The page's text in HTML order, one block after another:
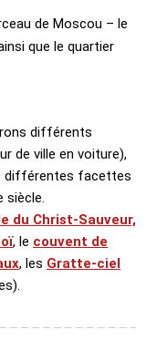
de Moscou – le
que le quartier
différents
de ville en voiture),
différentes facettes
siècle.
du Christ-Sauveur,
, le couvent de
, les Gratte-ciel